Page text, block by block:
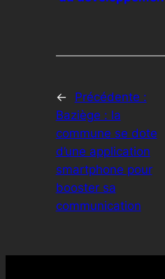
←
Précédente :
Baziège : la
commune se dote
d’une application
smartphone pour
booster sa
communication